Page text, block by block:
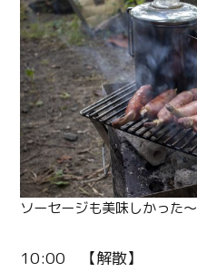
ソーセージも美味しかった〜
10:00 【解散】